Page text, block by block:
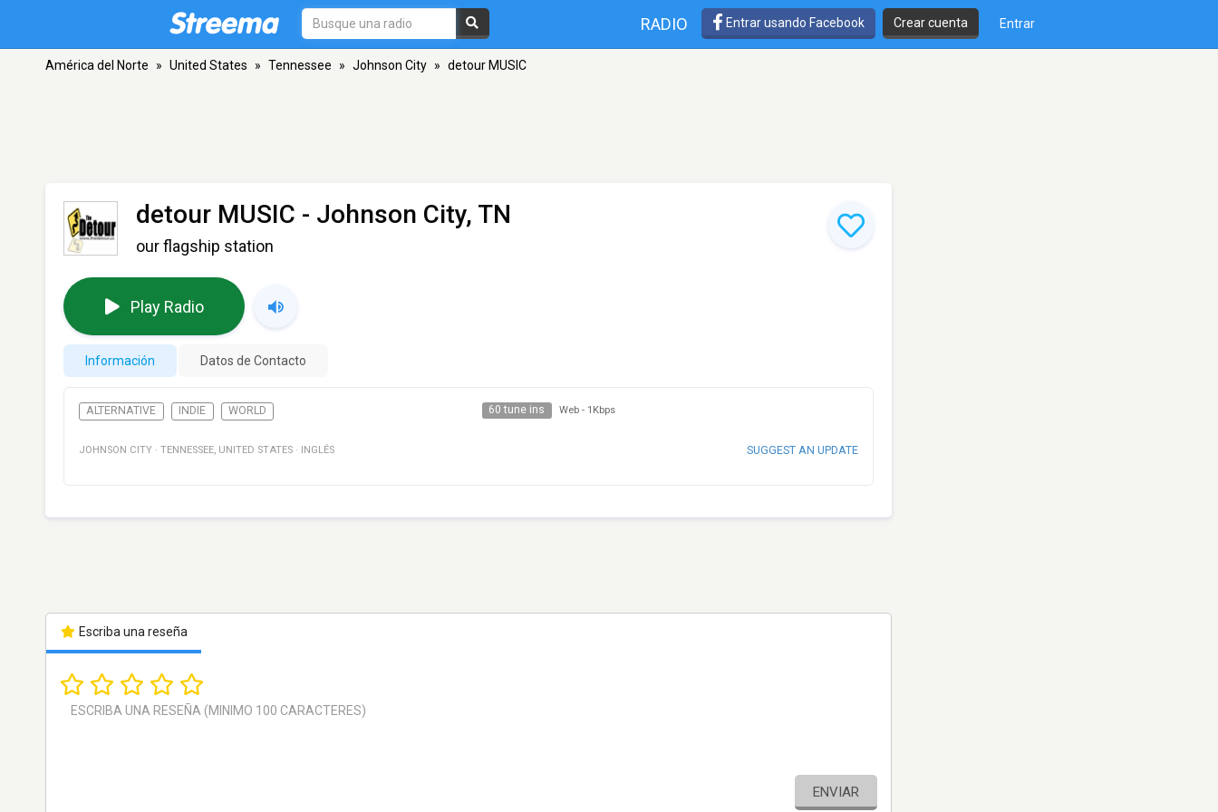
RADIO Entrar usando Facebook Crear cuenta Entrar
América del Norte » United States » Tennessee » Johnson City » detour MUSIC
detour MUSIC - Johnson City, TN
our flagship station
Play Radio
Información Datos de Contacto
ALTERNATIVE INDIE WORLD 60 tune ins Web - 1Kbps
JOHNSON CITY · TENNESSEE, UNITED STATES · INGLÉS SUGGEST AN UPDATE
Escriba una reseña
ENVIAR